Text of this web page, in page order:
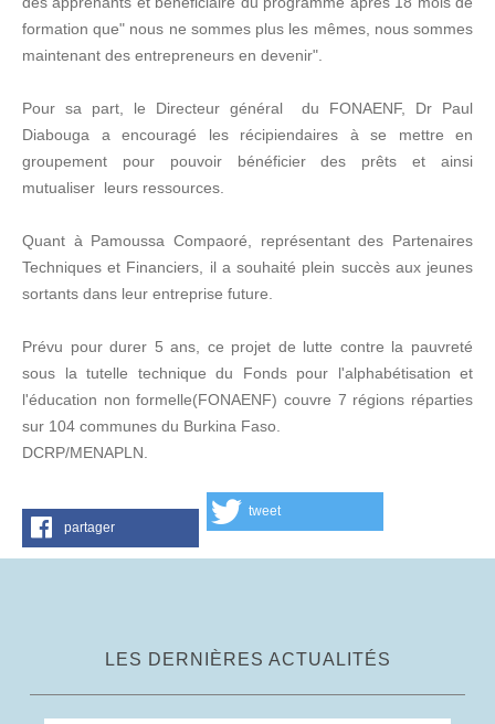
formation que" nous ne sommes plus les mêmes, nous sommes
maintenant des entrepreneurs en devenir".
Pour sa part, le Directeur général du FONAENF, Dr Paul
Diabouga a encouragé les récipiendaires à se mettre en
groupement pour pouvoir bénéficier des prêts et ainsi
mutualiser leurs ressources.
Quant à Pamoussa Compaoré, représentant des Partenaires
Techniques et Financiers, il a souhaité plein succès aux jeunes
sortants dans leur entreprise future.
Prévu pour durer 5 ans, ce projet de lutte contre la pauvreté
sous la tutelle technique du Fonds pour l'alphabétisation et
l'éducation non formelle(FONAENF) couvre 7 régions réparties
sur 104 communes du Burkina Faso.
DCRP/MENAPLN.
partager
tweet
LES DERNIÈRES ACTUALITÉS